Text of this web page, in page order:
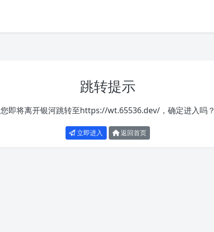
跳转提示
您即将离开银河跳转至https://wt.65536.dev/，确定进入吗？
立即进入 返回首页